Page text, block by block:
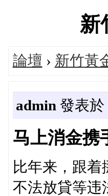
新
論壇 › 新竹黃
admin 發表於
马上消金携
比年来，跟
不法放貸等违